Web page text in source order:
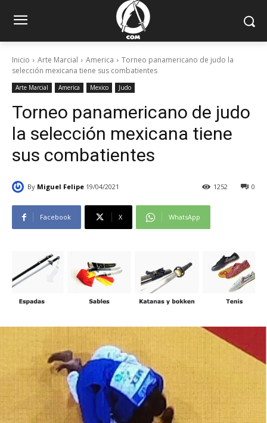
Inicio Arte Marcial America
Torneo panamericano de judo la
selección mexicana tiene sus combatientes
Arte Marcial America Mexico Judo
Torneo panamericano de judo
la selección mexicana tiene
sus combatientes
By Miguel Felipe 19/04/2021 0
1252
Facebook X WhatsApp